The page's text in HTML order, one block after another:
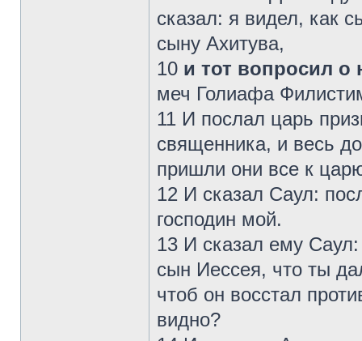
сказал: я видел, как
сыну Ахитува,
10 и тот вопросил о
меч Голиафа
11 И послал царь
священника, и весь
пришли они все к
12 И сказал Саул:
господин мой.
13 И сказал ему
сын Иессея, что ты
чтоб он восстал
видно?